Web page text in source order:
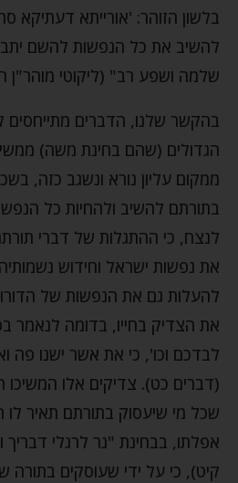
בלשון הזוהר: 'אורייתא דעתיקא
להשיב את כל הנפשות להשם
שלמה ושפע רב" (ליקוטי מוהר"ן
בהקשר שלנו, הדברים
הגדולים (שהם בחינת משה)
ממקום עליון נורא ונשגב כזה,
בתורתם להשיב ולהחיות כל
לנצח, כי ההתגלות של דברי
את נפשות ישראל וחידוש
להעלות גם את הנפשות של
את הצדיק בחייו, בדומה לנאמר
לבדכם וכו', כי את אשר ישנו פה
(דברים כט). צדיקים אלו
שכל מי שיעסוק בתורתם תאיר
אפלתו, בבחינת "נר לרגלי דבריך
קיט), כי על ידי שעוסקים